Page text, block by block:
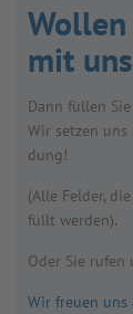
mit
Dann fül­len
Wir set­zen
dung!
(Alle Fel­der,
füllt wer­den).
Oder Sie rufen
Wir freuen uns